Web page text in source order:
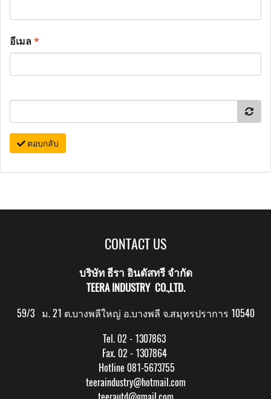
อีเมล*
ตอบกลับ
CONTACT US
บริษัท ธีรา อินดัสทรี จำกัด
TEERA INDUSTRY CO.,LTD.
59/3 ม. 21 ต.บางพลีใหญ่ อ.บางพลี จ.สมุทรปราการ 10540
Tel. 02 - 1307863
Fax. 02 - 1307864
Hotline 081-5673755
teeraindustry@hotmail.com